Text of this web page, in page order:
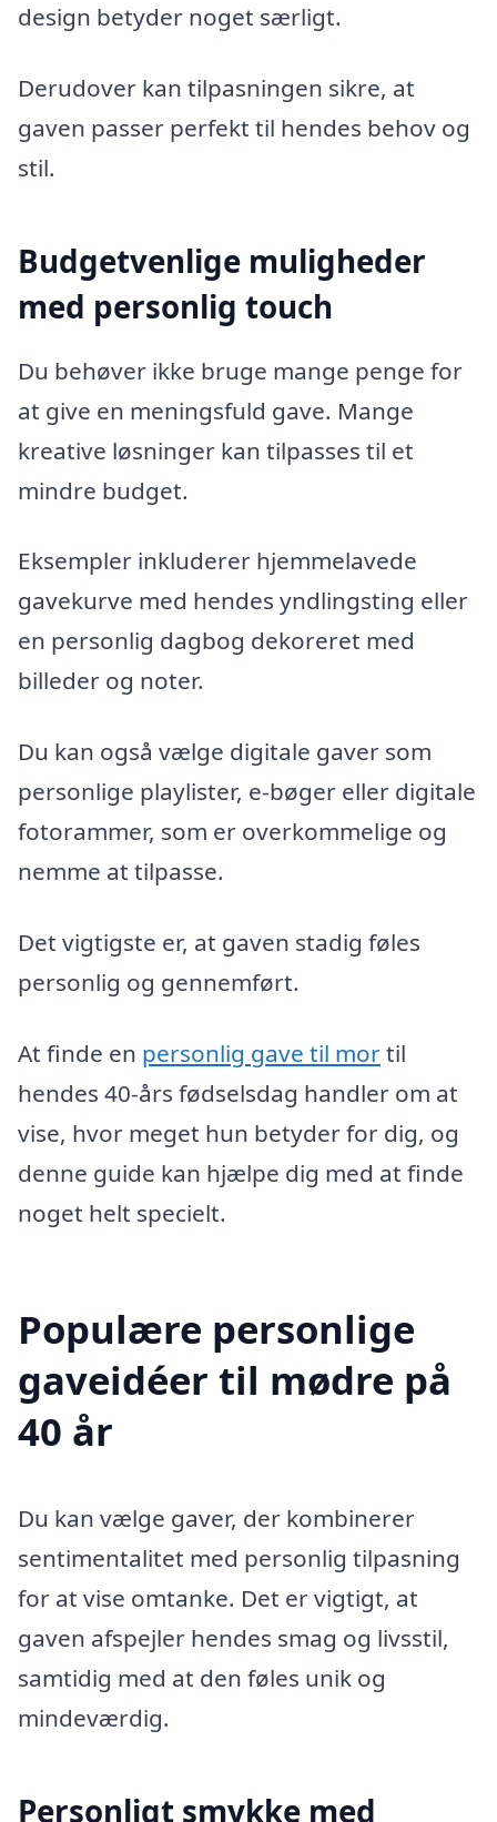
design betyder noget særligt.
Derudover kan tilpasningen sikre, at
gaven passer perfekt til hendes behov og
stil.
Budgetvenlige muligheder
med personlig touch
Du behøver ikke bruge mange penge for
at give en meningsfuld gave. Mange
kreative løsninger kan tilpasses til et
mindre budget.
Eksempler inkluderer hjemmelavede
gavekurve med hendes yndlingsting eller
en personlig dagbog dekoreret med
billeder og noter.
Du kan også vælge digitale gaver som
personlige playlister, e-bøger eller digitale
fotorammer, som er overkommelige og
nemme at tilpasse.
Det vigtigste er, at gaven stadig føles
personlig og gennemført.
At finde en personlig gave til mortil
hendes 40-års fødselsdag handler om at
vise, hvor meget hun betyder for dig, og
denne guide kan hjælpe dig med at finde
noget helt specielt.
Populære personlige
gaveidéer til mødre på
40 år
Du kan vælge gaver, der kombinerer
sentimentalitet med personlig tilpasning
for at vise omtanke. Det er vigtigt, at
gaven afspejler hendes smag og livsstil,
samtidig med at den føles unik og
mindeværdig.
Personligt smykke med